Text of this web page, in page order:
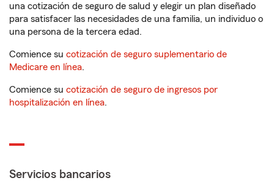
una cotización de seguro de salud y elegir un plan diseñado
para satisfacer las necesidades de una familia, un individuo o
una persona de la tercera edad.
Comience su cotización de seguro suplementario de
Medicare en línea.
Comience su cotización de seguro de ingresos por
hospitalización en línea.
Servicios bancarios